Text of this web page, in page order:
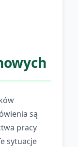
są
pracy
sytuacje